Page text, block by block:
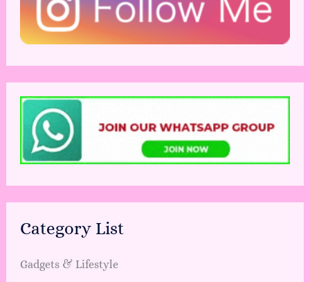
Category List
Gadgets & Lifestyle